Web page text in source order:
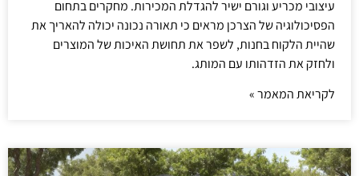
עיצובי מכריע וגורם ישיר להגדלת המכירות. מחקרים בתחום
הפסיכולוגיה של הצרכן מראים כי תאורה נכונה יכולה להאריך את
שהיית הלקוח בחנות, לשפר את תחושת האיכות של המוצרים
ולחזק את הזדהותו עם המותג.
לקריאת המאמר »